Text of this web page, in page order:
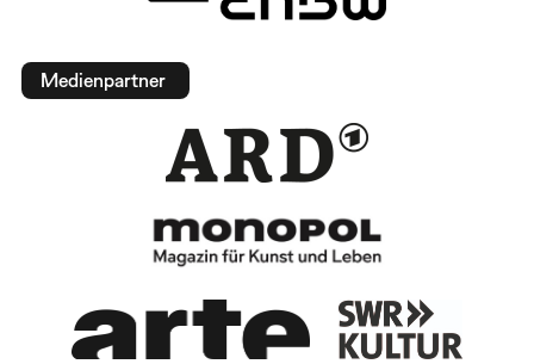
Medienpartner